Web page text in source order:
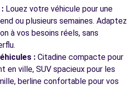
les agences
Louez votre véhicule pour une
ou plusieurs semaines. Adaptez
à vos besoins réels, sans
: Citadine compacte pour
en ville, SUV spacieux pour les
berline confortable pour vos